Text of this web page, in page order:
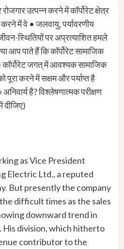
उत्पन्न करने में कॉर्पोरेट क्षेत्र
में वे • जलवायु, पर्यावरणीय
स्थितियों पर अप्रत्याशित हमले
आप पाते हैं कि कॉर्पोरेट सामाजिक
जगत् में आवश्यक सामाजिक
पूरा करने में सक्षम और पर्याप्त है
है? विश्लेषणात्मक परीक्षण
दीजिए)
as Vice President
Electric Ltd., a reputed
But presently the company
difficult times as the sales
downward trend in
division, which hitherto
contributor to the